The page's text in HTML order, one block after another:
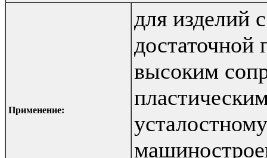
Применение:
для изделий
достаточной
высоким